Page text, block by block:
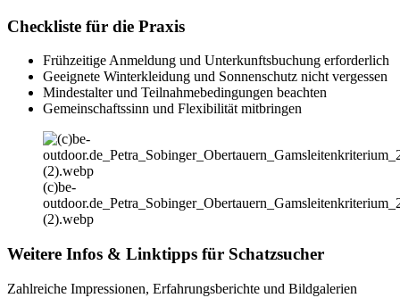
Checkliste für die Praxis
Frühzeitige Anmeldung und Unterkunftsbuchung erforderlich
Geeignete Winterkleidung und Sonnenschutz nicht vergessen
Mindestalter und Teilnahmebedingungen beachten
Gemeinschaftssinn und Flexibilität mitbringen
(c)be-
(2).webp
Weitere Infos & Linktipps für Schatzsucher
Zahlreiche Impressionen, Erfahrungsberichte und Bildgalerien